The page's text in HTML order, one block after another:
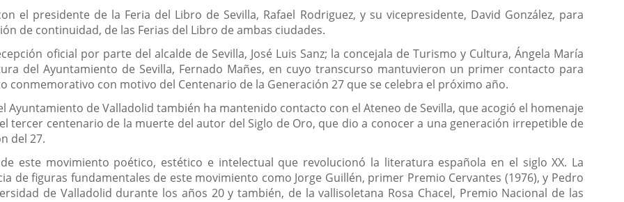
el presidente de la Feria del Libro de Sevilla, Rafael Rodriguez, y su vicepresidente, David González, para
de continuidad, de las Ferias del Libro de ambas ciudades.
oficial por parte del alcalde de Sevilla, José Luis Sanz; la concejala de Turismo y Cultura, Ángela María
del Ayuntamiento de Sevilla, Fernado Mañes, en cuyo transcurso mantuvieron un primer contacto para
conmemorativo con motivo del Centenario de la Generación 27 que se celebra el próximo año.
Ayuntamiento de Valladolid también ha mantenido contacto con el Ateneo de Sevilla, que acogió el homenaje
tercer centenario de la muerte del autor del Siglo de Oro, que dio a conocer a una generación irrepetible de
del 27.
este movimiento poético, estético e intelectual que revolucionó la literatura española en el siglo XX. La
de figuras fundamentales de este movimiento como Jorge Guillén, primer Premio Cervantes (1976), y Pedro
de Valladolid durante los años 20 y también, de la vallisoletana Rosa Chacel, Premio Nacional de las